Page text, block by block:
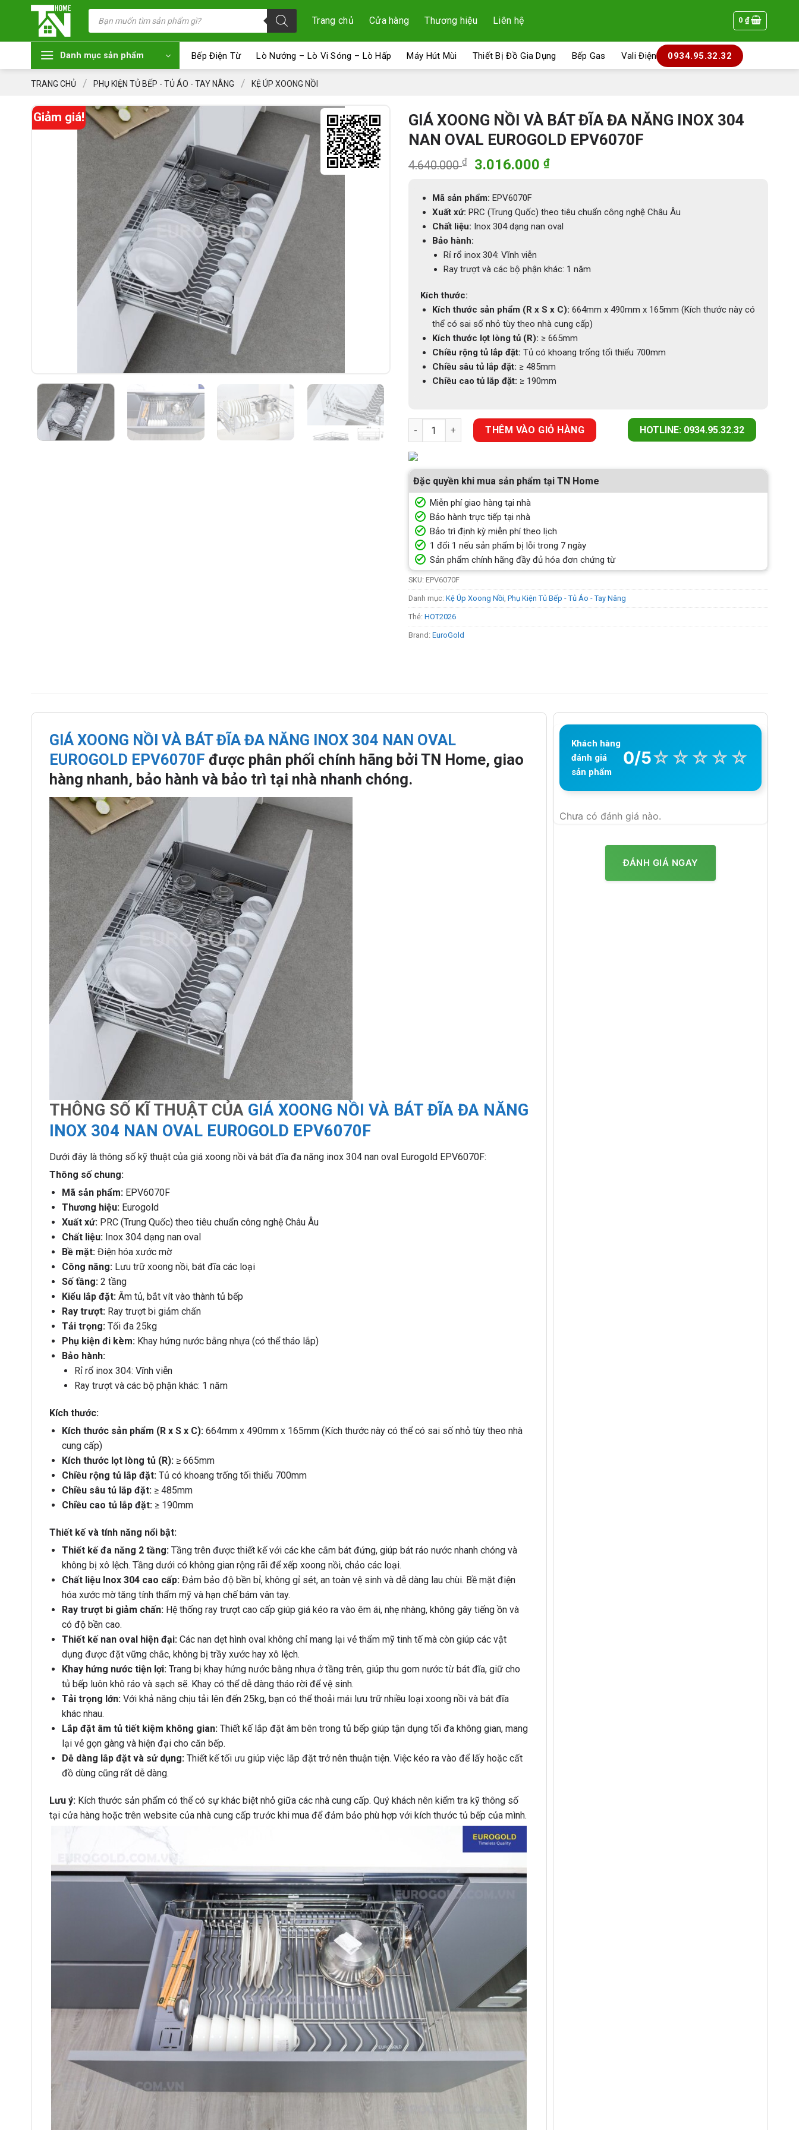
Tìm
kiếm
phẩm
Trang chủ Cửa hàng Thương hiệu Liên hệ 0 ₫
Danh mục sản phẩm Bếp Điện Từ Lò Nướng – Lò Vi Sóng – Lò Hấp Máy Hút Mùi Thiết Bị Đồ Gia Dụng Bếp Gas Vali Điện 0934.95.32.32
TRANG CHỦ / PHỤ KIỆN TỦ BẾP - TỦ ÁO - TAY NÂNG / KỆ ÚP XOONG NỒI
Giảm giá!
GIÁ XOONG NỒI VÀ BÁT ĐĨA ĐA NĂNG INOX 304
NAN OVAL EUROGOLD EPV6070F
4.640.000₫
Giá
là:
4.640.000 ₫.
3.016.000 ₫Giá
là:
3.016.000 ₫.
Mã sản phẩm: EPV6070F
Xuất xứ: PRC (Trung Quốc) theo tiêu chuẩn công nghệ Châu Âu
Chất liệu: Inox 304 dạng nan oval
Bảo hành:
Rỉ rổ inox 304: Vĩnh viễn
Ray trượt và các bộ phận khác: 1 năm
Kích thước:
Kích thước sản phẩm (R x S x C): 664mm x 490mm x 165mm (Kích thước này có
thể có sai số nhỏ tùy theo nhà cung cấp)
Kích thước lọt lòng tủ (R): ≥ 665mm
Chiều rộng tủ lắp đặt: Tủ có khoang trống tối thiểu 700mm
Chiều sâu tủ lắp đặt: ≥ 485mm
Chiều cao tủ lắp đặt: ≥ 190mm
GIÁ XOONG NỒI VÀ BÁT ĐĨA ĐA NĂNG INOX 304 NAN OVAL EUROGOLD EPV6070F số lượng
THÊM VÀO GIỎ HÀNG HOTLINE: 0934.95.32.32
Đặc quyền khi mua sản phẩm tại TN Home
Miễn phí giao hàng tại nhà
Bảo hành trực tiếp tại nhà
Bảo trì định kỳ miễn phí theo lịch
1 đổi 1 nếu sản phẩm bị lỗi trong 7 ngày
Sản phẩm chính hãng đầy đủ hóa đơn chứng từ
SKU: EPV6070F
Danh mục: Kệ Úp Xoong Nồi, Phụ Kiện Tủ Bếp - Tủ Áo - Tay Nâng
Thẻ: HOT2026
Brand: EuroGold
GIÁ XOONG NỒI VÀ BÁT ĐĨA ĐA NĂNG INOX 304 NAN OVAL
EUROGOLD EPV6070F được phân phối chính hãng bởi TN Home, giao
hàng nhanh, bảo hành và bảo trì tại nhà nhanh chóng.
THÔNG SỐ KĨ THUẬT CỦA GIÁ XOONG NỒI VÀ BÁT ĐĨA ĐA NĂNG
INOX 304 NAN OVAL EUROGOLD EPV6070F
Dưới đây là thông số kỹ thuật của giá xoong nồi và bát đĩa đa năng inox 304 nan oval Eurogold EPV6070F:
Thông số chung:
Mã sản phẩm:EPV6070F
Thương hiệu:Eurogold
Xuất xứ:PRC (Trung Quốc) theo tiêu chuẩn công nghệ Châu Âu
Chất liệu:Inox 304 dạng nan oval
Bề mặt:Điện hóa xước mờ
Công năng:Lưu trữ xoong nồi, bát đĩa các loại
Số tầng:2 tầng
Kiểu lắp đặt:Âm tủ, bắt vít vào thành tủ bếp
Ray trượt:Ray trượt bi giảm chấn
Tải trọng:Tối đa 25kg
Phụ kiện đi kèm:Khay hứng nước bằng nhựa (có thể tháo lắp)
Bảo hành:
Rỉ rổ inox 304: Vĩnh viễn
Ray trượt và các bộ phận khác: 1 năm
Kích thước:
Kích thước sản phẩm (R x S x C):664mm x 490mm x 165mm (Kích thước này có thể có sai số nhỏ tùy theo nhà
cung cấp)
Kích thước lọt lòng tủ (R):≥ 665mm
Chiều rộng tủ lắp đặt:Tủ có khoang trống tối thiểu 700mm
Chiều sâu tủ lắp đặt:≥ 485mm
Chiều cao tủ lắp đặt:≥ 190mm
Thiết kế và tính năng nổi bật:
Thiết kế đa năng 2 tầng:Tầng trên được thiết kế với các khe cắm bát đứng, giúp bát ráo nước nhanh chóng và
không bị xô lệch. Tầng dưới có không gian rộng rãi để xếp xoong nồi, chảo các loại.
Chất liệu Inox 304 cao cấp:Đảm bảo độ bền bỉ, không gỉ sét, an toàn vệ sinh và dễ dàng lau chùi. Bề mặt điện
hóa xước mờ tăng tính thẩm mỹ và hạn chế bám vân tay.
Ray trượt bi giảm chấn:Hệ thống ray trượt cao cấp giúp giá kéo ra vào êm ái, nhẹ nhàng, không gây tiếng ồn và
có độ bền cao.
Thiết kế nan oval hiện đại:Các nan dẹt hình oval không chỉ mang lại vẻ thẩm mỹ tinh tế mà còn giúp các vật
dụng được đặt vững chắc, không bị trầy xước hay xô lệch.
Khay hứng nước tiện lợi:Trang bị khay hứng nước bằng nhựa ở tầng trên, giúp thu gom nước từ bát đĩa, giữ cho
tủ bếp luôn khô ráo và sạch sẽ. Khay có thể dễ dàng tháo rời để vệ sinh.
Tải trọng lớn:Với khả năng chịu tải lên đến 25kg, bạn có thể thoải mái lưu trữ nhiều loại xoong nồi và bát đĩa
khác nhau.
Lắp đặt âm tủ tiết kiệm không gian:Thiết kế lắp đặt âm bên trong tủ bếp giúp tận dụng tối đa không gian, mang
lại vẻ gọn gàng và hiện đại cho căn bếp.
Dễ dàng lắp đặt và sử dụng:Thiết kế tối ưu giúp việc lắp đặt trở nên thuận tiện. Việc kéo ra vào để lấy hoặc cất
đồ dùng cũng rất dễ dàng.
Lưu ý: Kích thước sản phẩm có thể có sự khác biệt nhỏ giữa các nhà cung cấp. Quý khách nên kiểm tra kỹ thông số
tại cửa hàng hoặc trên website của nhà cung cấp trước khi mua để đảm bảo phù hợp với kích thước tủ bếp của mình.
Khách hàng
đánh giá
sản phẩm
0/5☆ ☆ ☆ ☆ ☆
Chưa có đánh giá nào.
ĐÁNH GIÁ NGAY